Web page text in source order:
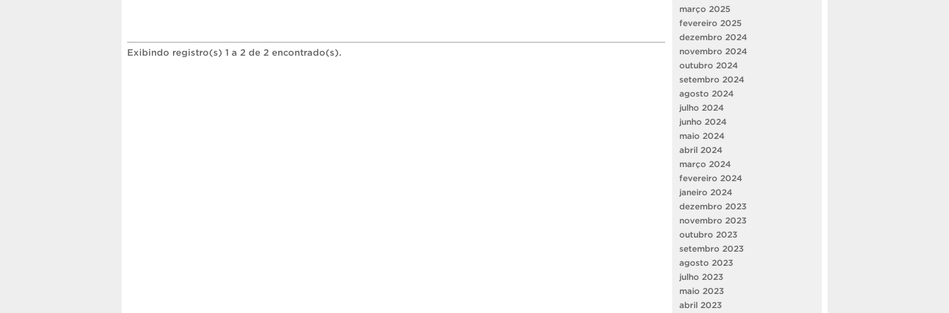
Exibindo registro(s) 1 a 2 de 2 encontrado(s).
março 2025
fevereiro 2025
dezembro 2024
novembro 2024
outubro 2024
setembro 2024
agosto 2024
julho 2024
junho 2024
maio 2024
abril 2024
março 2024
fevereiro 2024
janeiro 2024
dezembro 2023
novembro 2023
outubro 2023
setembro 2023
agosto 2023
julho 2023
maio 2023
abril 2023